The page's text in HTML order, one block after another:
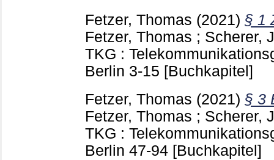
Fetzer, Thomas (2021) § 1
Fetzer, Thomas ; Scherer,
TKG :
Berlin 3-15 [Buchkapitel]
Fetzer, Thomas (2021) § 3
Fetzer, Thomas ; Scherer,
TKG :
Berlin 47-94 [Buchkapitel]